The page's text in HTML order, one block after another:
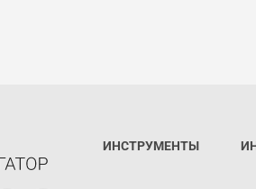
ИНСТРУМЕНТЫ